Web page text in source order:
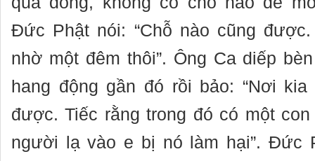
Đức Phật nói: “Chỗ nào cũng
nhờ một đêm thôi”. Ông Ca diếp
hang động gần đó rồi bảo: “Nơi
được. Tiếc rằng trong đó có một
người lạ vào e bị nó làm hại”. Đức